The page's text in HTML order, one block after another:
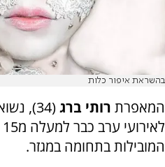
בהשראת איפור כלות
המאפרת רותי ברג
המובילות בתחומה במגזר.